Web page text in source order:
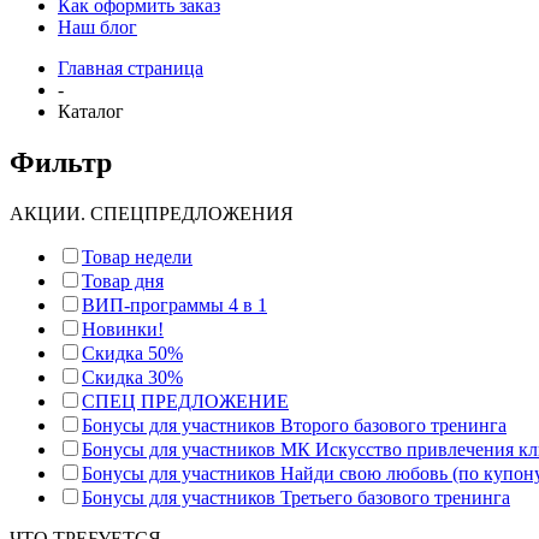
Как оформить заказ
Наш блог
Главная страница
-
Каталог
Фильтр
АКЦИИ. СПЕЦПРЕДЛОЖЕНИЯ
Товар недели
Товар дня
ВИП-программы 4 в 1
Новинки!
Скидка 50%
Скидка 30%
СПЕЦ ПРЕДЛОЖЕНИЕ
Бонусы для участников Второго базового тренинга
Бонусы для участников МК Искусство привлечения
Бонусы для участников Найди свою любовь (по
Бонусы для участников Третьего базового тренинга